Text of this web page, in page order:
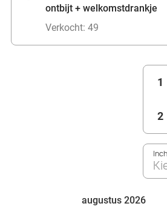
ontbijt + welkomstdrankje
Verkocht: 49
1
2
augustus 2026